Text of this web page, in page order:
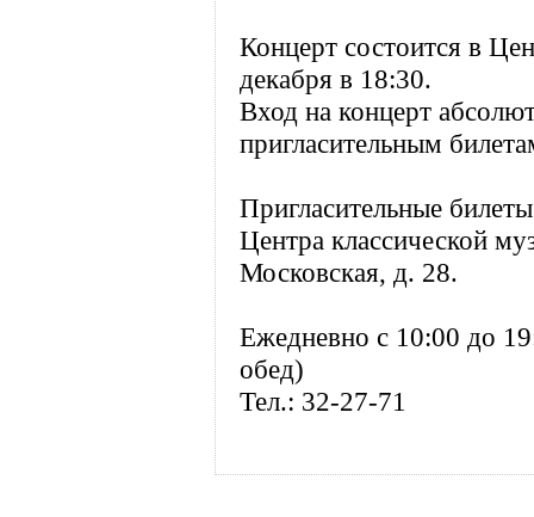
Концерт состоится в
декабря в 18:30.
Вход на концерт
пригласительным
Пригласительные
Центра классической
Московская, д. 28.
Ежедневно с 10:00 до
обед)
Тел.: 32-27-71